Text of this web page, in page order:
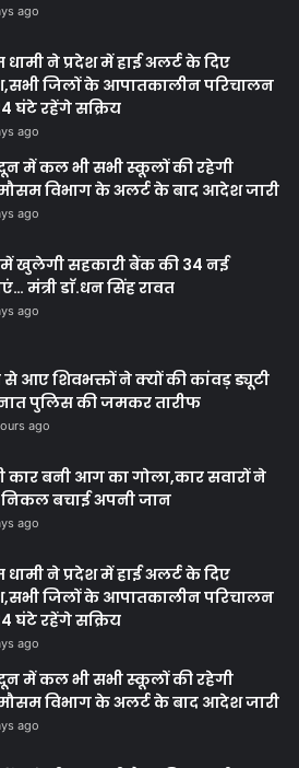
ago
धामी ने प्रदेश में हाई अलर्ट के दिए
जिलों के आपातकालीन परिचालन
घंटे रहेंगे सक्रिय
ago
में कल भी सभी स्कूलों की रहेगी
विभाग के अलर्ट के बाद आदेश जारी
ago
में खुलेगी सहकारी बैंक की 34 नई
मंत्री डाॅ.धन सिंह रावत
ago
आए शिवभक्तों ने क्यों की कांवड़ ड्यूटी
पुलिस की जमकर तारीफ
ago
कार बनी आग का गोला,कार सवारों ने
निकल बचाई अपनी जान
ago
धामी ने प्रदेश में हाई अलर्ट के दिए
जिलों के आपातकालीन परिचालन
घंटे रहेंगे सक्रिय
ago
में कल भी सभी स्कूलों की रहेगी
विभाग के अलर्ट के बाद आदेश जारी
ago